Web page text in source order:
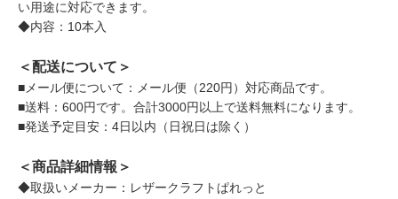
い用途に対応できます。
◆内容：10本入
＜配送について＞
■メール便について：メール便（220円）対応商品です。
■送料：600円です。合計3000円以上で送料無料になります。
■発送予定目安：4日以内（日祝日は除く）
＜商品詳細情報＞
◆取扱いメーカー：レザークラフトぱれっと